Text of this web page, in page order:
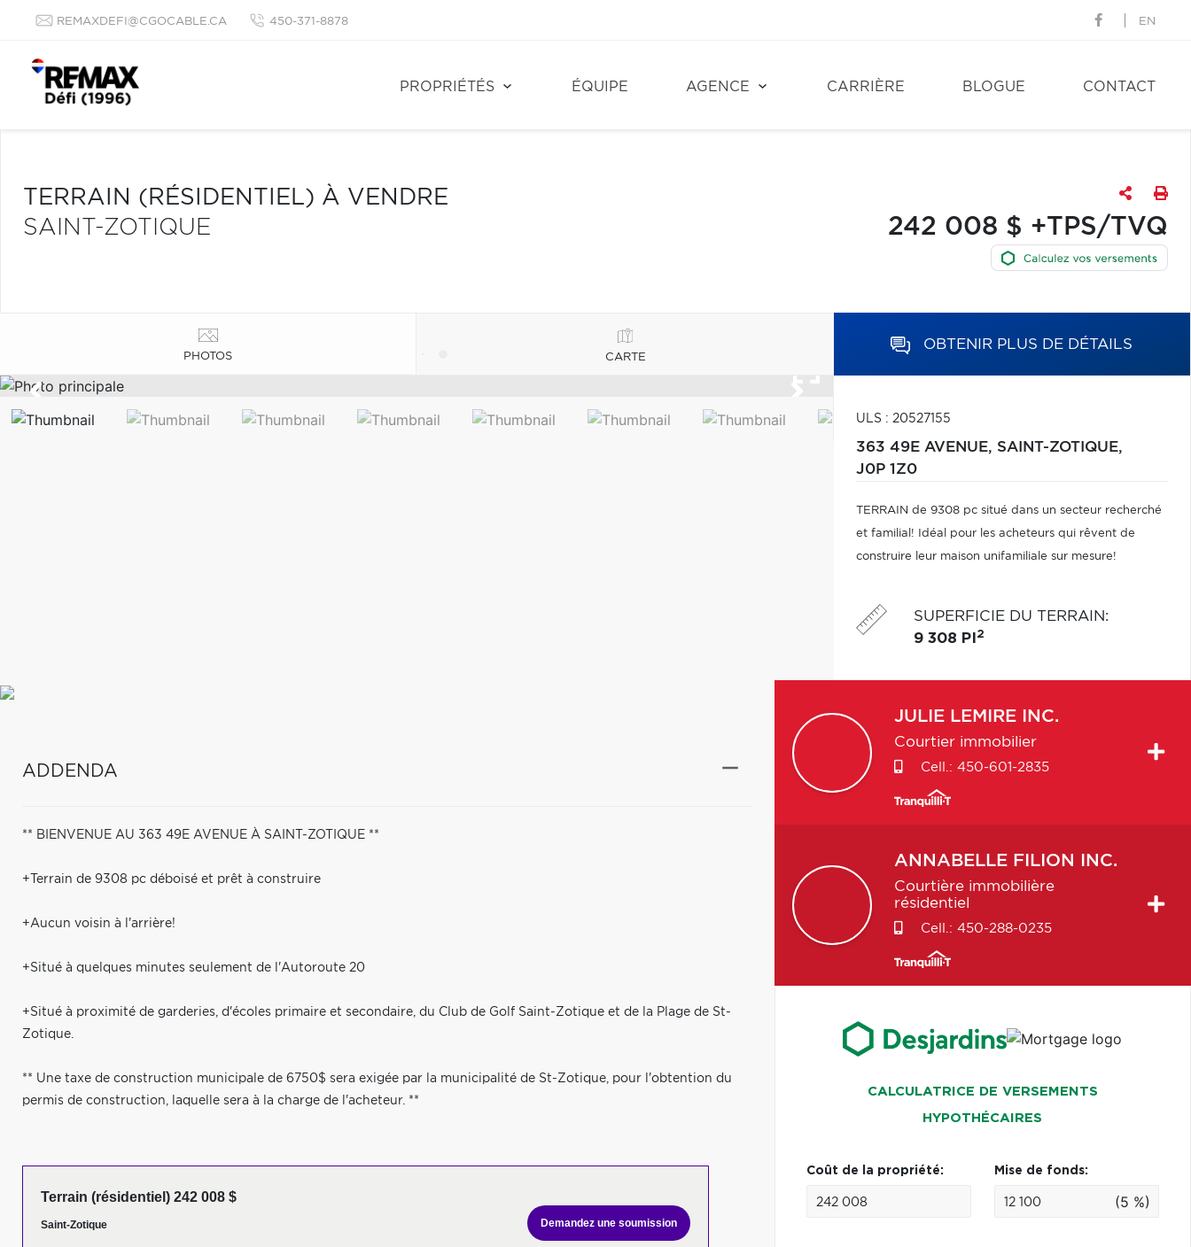
REMAXDEFI@CGOCABLE.CA 450-371-8878 EN
PROPRIÉTÉS ÉQUIPE AGENCE CARRIÈRE BLOGUE CONTACT
TERRAIN (RÉSIDENTIEL) À VENDRE
SAINT-ZOTIQUE
242 008 $ +TPS/TVQ
PHOTOS CARTE
OBTENIR PLUS DE DÉTAILS
ULS : 20527155
363 49E AVENUE, SAINT-ZOTIQUE,
J0P 1Z0
TERRAIN de 9308 pc situé dans un secteur recherché
et familial! Idéal pour les acheteurs qui rêvent de
construire leur maison unifamiliale sur mesure!
SUPERFICIE DU TERRAIN:
9 308 PI 2
ADDENDA
** BIENVENUE AU 363 49E AVENUE À SAINT-ZOTIQUE **
+Terrain de 9308 pc déboisé et prêt à construire
+Aucun voisin à l'arrière!
+Situé à quelques minutes seulement de l'Autoroute 20
+Situé à proximité de garderies, d'écoles primaire et secondaire, du Club de Golf Saint-Zotique et de la Plage de St-
Zotique.
** Une taxe de construction municipale de 6750$ sera exigée par la municipalité de St-Zotique, pour l'obtention du
permis de construction, laquelle sera à la charge de l'acheteur. **
Terrain (résidentiel) 242 008 $
Saint-Zotique Demandez une soumission
JULIE LEMIRE INC.
Courtier immobilier
Cell.: 450-601-2835
ANNABELLE FILION INC.
Courtière immobilière
résidentiel
Cell.: 450-288-0235
CALCULATRICE DE VERSEMENTS
HYPOTHÉCAIRES
Coût de la propriété: Mise de fonds:
(5 %)